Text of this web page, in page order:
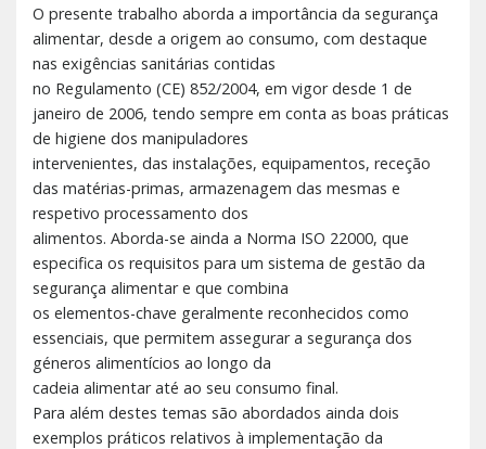
O presente trabalho aborda a importância da segurança
alimentar, desde a origem ao consumo, com destaque
nas exigências sanitárias contidas
no Regulamento (CE) 852/2004, em vigor desde 1 de
janeiro de 2006, tendo sempre em conta as boas práticas
de higiene dos manipuladores
intervenientes, das instalações, equipamentos, receção
das matérias-primas, armazenagem das mesmas e
respetivo processamento dos
alimentos. Aborda-se ainda a Norma ISO 22000, que
especifica os requisitos para um sistema de gestão da
segurança alimentar e que combina
os elementos-chave geralmente reconhecidos como
essenciais, que permitem assegurar a segurança dos
géneros alimentícios ao longo da
cadeia alimentar até ao seu consumo final.
Para além destes temas são abordados ainda dois
exemplos práticos relativos à implementação da